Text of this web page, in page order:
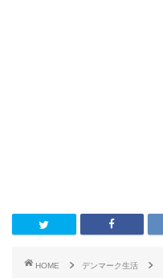
HOME デンマーク生活